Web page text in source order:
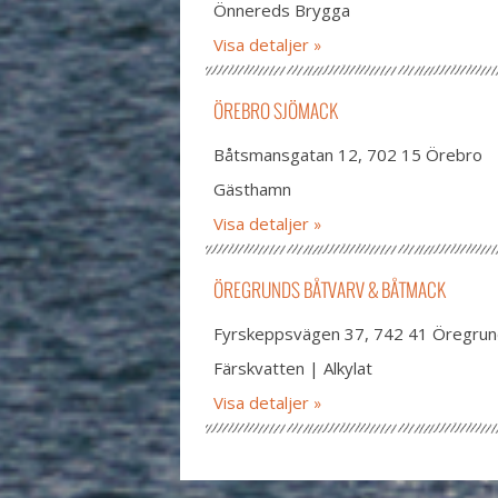
Önnereds Brygga
Visa detaljer
ÖREBRO SJÖMACK
Båtsmansgatan 12, 702 15 Örebro
Gästhamn
Visa detaljer
ÖREGRUNDS BÅTVARV & BÅTMACK
Fyrskeppsvägen 37, 742 41
Färskvatten | Alkylat
Visa detaljer